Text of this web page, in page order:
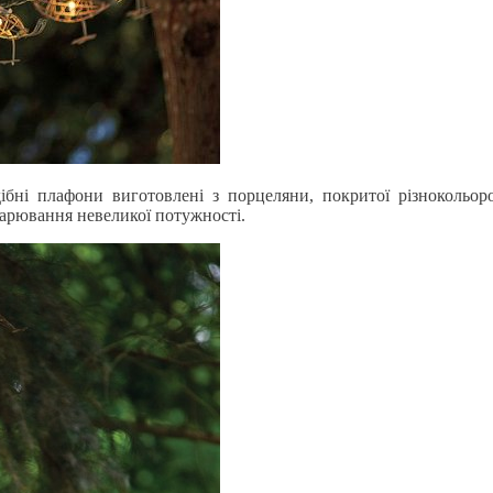
плафони виготовлені з порцеляни, покритої
невеликої потужності.